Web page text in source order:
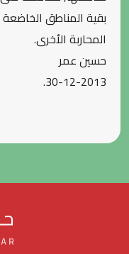
بقية المناطق
المحاربة الأخرى.
حسين عمر
30-12-2013.